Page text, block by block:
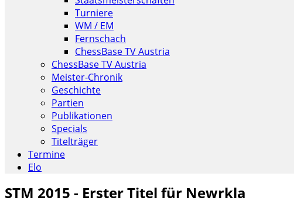
Turniere
WM / EM
Fernschach
ChessBase TV Austria
ChessBase TV Austria
Meister-Chronik
Geschichte
Partien
Publikationen
Specials
Titelträger
Termine
Elo
STM 2015 - Erster Titel für Newrkla